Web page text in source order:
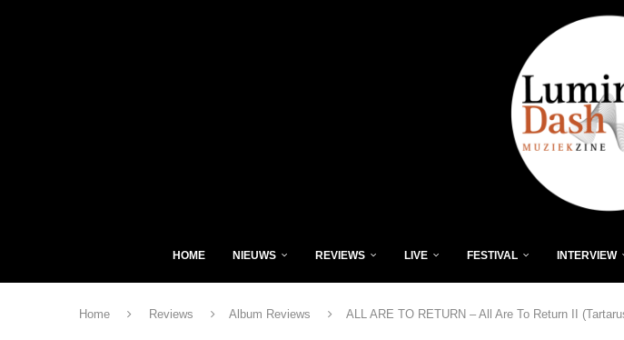
HOME NIEUWS REVIEWS LIVE FESTIVAL INTERVIEW
Home Reviews Album Reviews ALL ARE TO RETURN – All Are To Return II